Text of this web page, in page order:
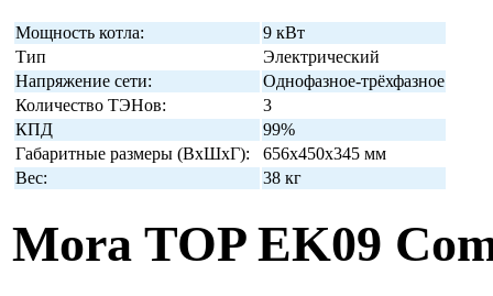
Мощность котла:
9 кВт
Тип
Электрический
Напряжение сети:
Однофазное-трёхфазное
Количество ТЭНов:
3
КПД
99%
Габаритные размеры (ВхШхГ):
656х450х345 мм
Вес:
38 кг
Mora TOP EK09